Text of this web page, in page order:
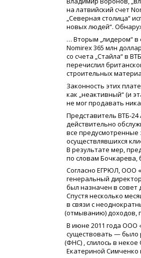
на латвийский счет
„Северная столица“
новых людей“.
… Вторым „лидером“ в
Nomirex 365 млн
со счета „Стайла“ в
перечислил
строительных
Законность этих
как „неактивный“(и
не мог продавать
Представитель ВТБ-
действительно
все предусмотренные
осуществлявшихся
В результате мер,
по словам Бочкарева,
Согласно ЕГРЮЛ, ООО «
генеральный
был назначен в совет
Спустя несколько
в связи с
(отмыванию) доходов,
В июне 2011 года ООО
существовать — было
(ФНС) , слилось в
Екатериной Симченко